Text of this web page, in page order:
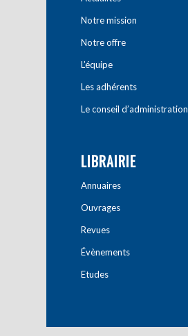
Notre mission
Notre offre
L’équipe
Les adhérents
Le conseil d’administration
LIBRAIRIE
Annuaires
Ouvrages
Revues
Évènements
Etudes